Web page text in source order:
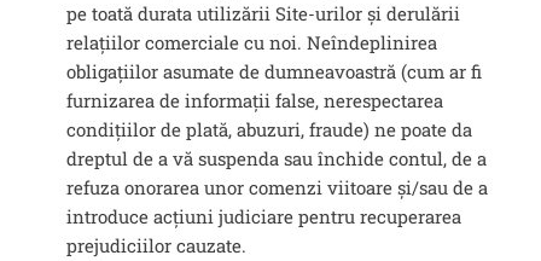
pe toată durata utilizării Site-urilor și derulării
relațiilor comerciale cu noi. Neîndeplinirea
obligațiilor asumate de dumneavoastră (cum ar fi
furnizarea de informații false, nerespectarea
condițiilor de plată, abuzuri, fraude) ne poate da
dreptul de a vă suspenda sau închide contul, de a
refuza onorarea unor comenzi viitoare și/sau de a
introduce acțiuni judiciare pentru recuperarea
prejudiciilor cauzate.